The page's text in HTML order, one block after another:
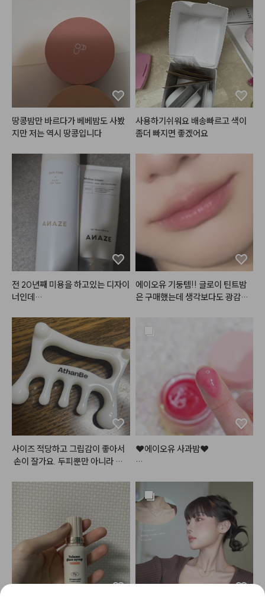
엄청 쿨하지도 웜하지도 않은 뉴트
럴한 혈색 음영? 느낌이에요!!
붉은 색이라 많이 바르진 않는데 트
임 라이너로 뒷트임 그리고 이거 조
금 써서 풀어주면 울먹한 느낌이라
분위기 있어요.
스미듯이 발색돼서 눈두덩이 쪽도
이걸로 살짝 음영처럼 넣으면 부담
스럽지 않고 괜찮은 것 같아요.
음영도 되고 포인트도 되니까 블러
셔로 써도 괜찮았어요. 두루두루 쓰
기 좋아요.
다른 컬러도 다양하게 나왔으면 좋
겠어요~~
더 쿨한 컬러도 좋을 것 같아요!!
땅콩밤만 바르다가 베베밤도 사봤
지만 저는 역시 땅콩입니다
사용하기쉬워요 배송빠르고 색이
좀더 빠지면 좋겠어요
전 20년째 미용을 하고있는 디자이
너인데
매장에서 케라**을 사용하고 있어
요
고객님들 모발은 적당한 손상모도
있고
극손상모들도 많은데
시몽***는 너무 라이트하고
모발마다 다른제품 맞춰드리다보
니 제가 구매해여할 기본 제품이 넘
많고  본인모발에 맞는 제품보단 다
른제품 향을 찾는 경우도 있어서 추
천이 참말 귀찮고 어려웠는데
멜로우 크림은 극손상모도 기본손
바르고 손에 남는 유분감도 없고
소량으로도 가능해서 만족도도 좋
에이오유 기둥템!! 글로이 틴트밤
은 구매했는데 생각보다도 광감이
색감에 큰 차이를 두지않고 유리알
사이즈 적당하고 그립감이 좋아서
손이 잘가요. 두피뿐만 아니라 바
❤️에이오유 사과밤❤️
바로 그 틴티드 립밤!
건조한 입술을 맑은 사과빛으로
물들여주어
입술에 과즙+청순미 가득..!
✨반짝반짝✨ 탱글거리는 입술로
만들어주는 틴티드 립밤이에요!